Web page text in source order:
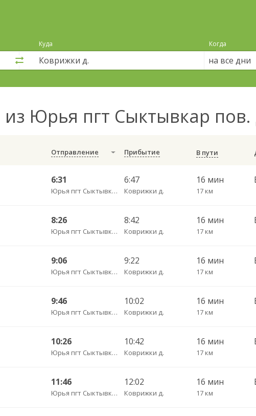
Куда Когда
на все дни
из Юрья пгт Сыктывкар
Отправление Прибытие В пути
6:31
Юрья пгт Сыктывкар пов.
6:47
Коврижки д.
16 мин
17 км
8:26
Юрья пгт Сыктывкар пов.
8:42
Коврижки д.
16 мин
17 км
9:06
Юрья пгт Сыктывкар пов.
9:22
Коврижки д.
16 мин
17 км
9:46
Юрья пгт Сыктывкар пов.
10:02
Коврижки д.
16 мин
17 км
10:26
Юрья пгт Сыктывкар пов.
10:42
Коврижки д.
16 мин
17 км
11:46
Юрья пгт Сыктывкар пов.
12:02
Коврижки д.
16 мин
17 км